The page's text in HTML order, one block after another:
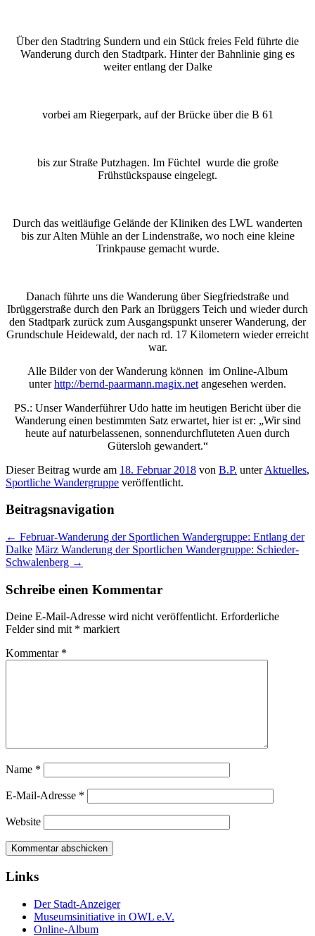
Über den Stadtring Sundern und ein Stück freies Feld führte die
Wanderung durch den Stadtpark. Hinter der Bahnlinie ging es
weiter entlang der Dalke
vorbei am Riegerpark, auf der Brücke über die B 61
bis zur Straße Putzhagen. Im Füchtel wurde die große
Frühstückspause eingelegt.
Durch das weitläufige Gelände der Kliniken des LWL wanderten
bis zur Alten Mühle an der Lindenstraße, wo noch eine kleine
Trinkpause gemacht wurde.
Danach führte uns die Wanderung über Siegfriedstraße und
Ibrüggerstraße durch den Park an Ibrüggers Teich und wieder durch
den Stadtpark zurück zum Ausgangspunkt unserer Wanderung, der
Grundschule Heidewald, der nach rd. 17 Kilometern wieder erreicht
war.
Alle Bilder von der Wanderung können im Online-Album
unterhttp://bernd-paarmann.magix.net angesehen werden.
PS.: Unser Wanderführer Udo hatte im heutigen Bericht über die
Wanderung einen bestimmten Satz erwartet, hier ist er: „Wir sind
heute auf naturbelassenen, sonnendurchfluteten Auen durch
Gütersloh gewandert.“
Dieser Beitrag wurde am 18. Februar 2018 von B.P. unterAktuelles,
Sportliche Wandergruppe veröffentlicht.
Beitragsnavigation
← Februar-Wanderung der Sportlichen Wandergruppe: Entlang der
Dalke März Wanderung der Sportlichen Wandergruppe: Schieder-
Schwalenberg →
Schreibe einen Kommentar
Deine E-Mail-Adresse wird nicht veröffentlicht. Erforderliche
Felder sind mit * markiert
Kommentar *
Name *
E-Mail-Adresse *
Website
Links
Der Stadt-Anzeiger
Museumsinitiative in OWL e.V.
Online-Album